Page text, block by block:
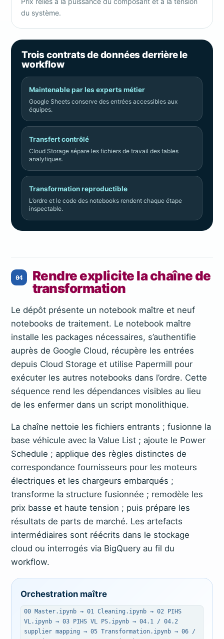
du système.
Trois contrats de données derrière le
workflow
Maintenable par les experts métier
Google Sheets conserve des entrées accessibles aux
équipes.
Transfert contrôlé
Cloud Storage sépare les fichiers de travail des tables
analytiques.
Transformation reproductible
L’ordre et le code des notebooks rendent chaque étape
inspectable.
04
Rendre explicite la chaîne de
transformation
Le dépôt présente un notebook maître et neuf
notebooks de traitement. Le notebook maître
installe les packages nécessaires, s’authentifie
auprès de Google Cloud, récupère les entrées
depuis Cloud Storage et utilise Papermill pour
exécuter les autres notebooks dans l’ordre. Cette
séquence rend les dépendances visibles au lieu
de les enfermer dans un script monolithique.
La chaîne nettoie les fichiers entrants ; fusionne la
base véhicule avec la Value List ; ajoute le Power
Schedule ; applique des règles distinctes de
correspondance fournisseurs pour les moteurs
électriques et les chargeurs embarqués ;
transforme la structure fusionnée ; remodèle les
prix basse et haute tension ; puis prépare les
résultats de parts de marché. Les artefacts
intermédiaires sont réécrits dans le stockage
cloud ou interrogés via BigQuery au fil du
workflow.
Orchestration maître
00 Master.ipynb → 01 Cleaning.ipynb → 02 PIHS
VL.ipynb → 03 PIHS VL PS.ipynb → 04.1 / 04.2
supplier mapping → 05 Transformation.ipynb → 06 /